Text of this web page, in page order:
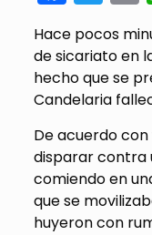
Hace pocos
de sicariato en
hecho que se
Candelaria
De acuerdo
disparar contra
comiendo en
que se
huyeron con